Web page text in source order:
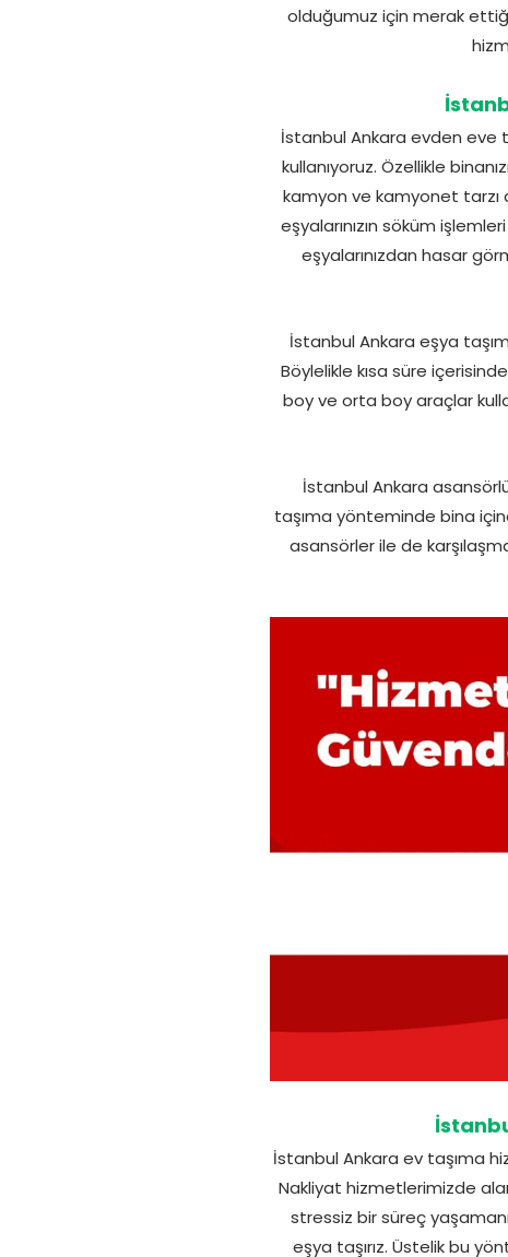
olduğumuz için merak
İstanbul Ankara evden eve
kullanıyoruz. Özellikle
kamyon ve kamyonet tarzı
eşyalarınızın söküm
eşyalarınızdan hasar
İstanbul Ankara eşya
Böylelikle kısa süre
boy ve orta boy araçlar
İstanbul Ankara
taşıma yönteminde bina
asansörler ile de
İstanbul Ankara ev taşıma
Nakliyat hizmetlerimizde
stressiz bir süreç
eşya taşırız. Üstelik bu